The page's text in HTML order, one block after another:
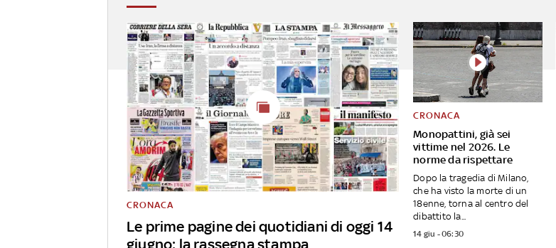
Le prime pagine dei quotidiani di oggi 14
giugno: la rassegna stampa
CRONACA
Monopattini, già sei
vittime nel 2026. Le
norme da rispettare
CRONACA
Dopo la tragedia di Milano,
che ha visto la morte di un
18enne, torna al centro del
dibattito la...
14 giu - 06:30